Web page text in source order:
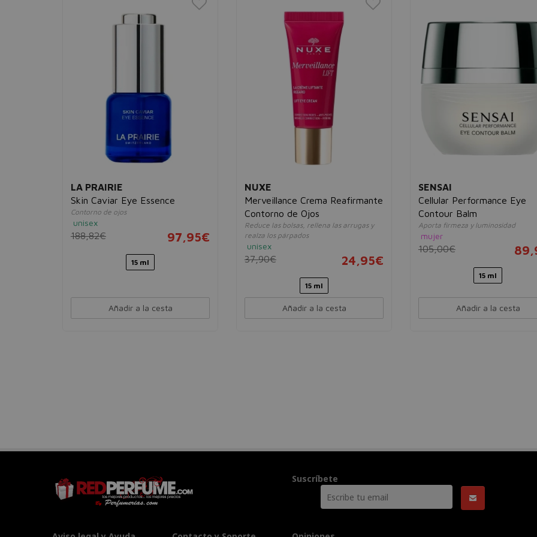
LA PRAIRIE
Skin Caviar Eye Essence
Contorno de ojos
unisex
188,82€ 97,95€
15 ml
Añadir a la cesta
NUXE
Merveillance Crema Reafirmante
Contorno de Ojos
Reduce las bolsas, rellena las arrugas y
realza los párpados
unisex
37,90€ 24,95€
15 ml
Añadir a la cesta
SENSAI
Cellular Performance Eye
Contour Balm
Aporta firmeza y luminosidad
mujer
105,00€
15 ml
Añadir a la cesta
Suscríbete